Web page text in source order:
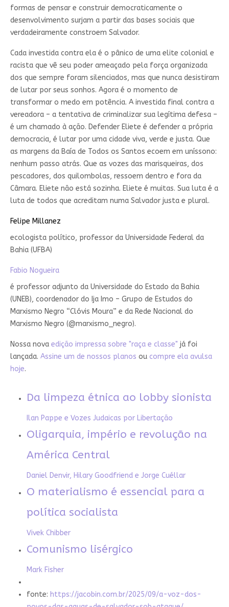
formas de pensar e construir democraticamente o
desenvolvimento surjam a partir das bases sociais que
verdadeiramente constroem Salvador.
Cada investida contra ela é o pânico de uma elite colonial e
racista que vê seu poder ameaçado pela força organizada
dos que sempre foram silenciados, mas que nunca desistiram
de lutar por seus sonhos. Agora é o momento de
transformar o medo em potência. A investida final contra a
vereadora – a tentativa de criminalizar sua legítima defesa –
é um chamado à ação. Defender Eliete é defender a própria
democracia, é lutar por uma cidade viva, verde e justa. Que
as margens da Baía de Todos os Santos ecoem em uníssono:
nenhum passo atrás. Que as vozes das marisqueiras, dos
pescadores, dos quilombolas, ressoem dentro e fora da
Câmara. Eliete não está sozinha. Eliete é muitas. Sua luta é a
luta de todos que acreditam numa Salvador justa e plural.
Felipe Millanez
ecologista político, professor da Universidade Federal da
Bahia (UFBA)
Fabio Nogueira
é professor adjunto da Universidade do Estado da Bahia
(UNEB), coordenador do Ija Imo – Grupo de Estudos do
Marxismo Negro “Clóvis Moura” e da Rede Nacional do
Marxismo Negro (@marxismo_negro).
Nossa nova edição impressa sobre "raça e classe" já foi
lançada. Assine um de nossos planos ou compre ela avulsa
hoje.
Da limpeza étnica ao lobby sionista
Ilan Pappe e Vozes Judaicas por Libertação
Oligarquia, império e revolução na
América Central
Daniel Denvir, Hilary Goodfriend e Jorge Cuéllar
O materialismo é essencial para a
política socialista
Vivek Chibber
Comunismo lisérgico
Mark Fisher
fonte: https://jacobin.com.br/2025/09/a-voz-dos-